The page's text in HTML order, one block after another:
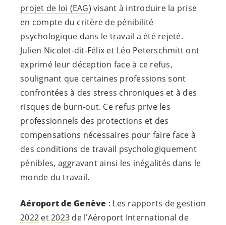
projet de loi (EAG) visant à introduire la prise
en compte du critère de pénibilité
psychologique dans le travail a été rejeté.
Julien Nicolet-dit-Félix et Léo Peterschmitt ont
exprimé leur déception face à ce refus,
soulignant que certaines professions sont
confrontées à des stress chroniques et à des
risques de burn-out. Ce refus prive les
professionnels des protections et des
compensations nécessaires pour faire face à
des conditions de travail psychologiquement
pénibles, aggravant ainsi les inégalités dans le
monde du travail.
Aéroport de Genève : Les rapports de gestion
2022 et2023 de l’Aéroport International de